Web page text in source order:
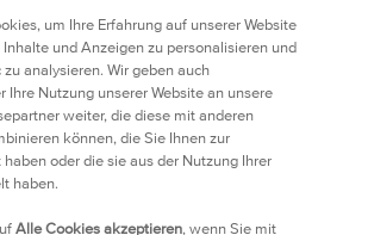
um Ihre Erfahrung auf unserer Website
Inhalte und Anzeigen zu personalisieren und
zu analysieren. Wir geben auch
Ihre Nutzung unserer Website an unsere
weiter, die diese mit anderen
können, die Sie Ihnen zur
oder die sie aus der Nutzung Ihrer
haben.
Alle Cookies akzeptieren, wenn Sie mit